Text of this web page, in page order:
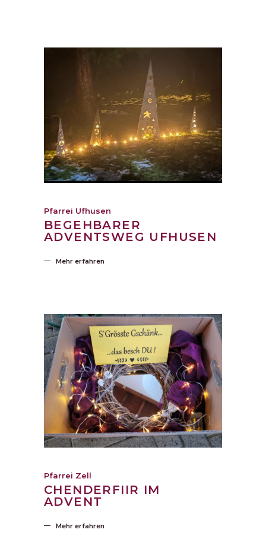
Pfarrei Ufhusen
BEGEHBARER
ADVENTSWEG UFHUSEN
Mehr erfahren
Pfarrei Zell
CHENDERFIIR IM
ADVENT
Mehr erfahren